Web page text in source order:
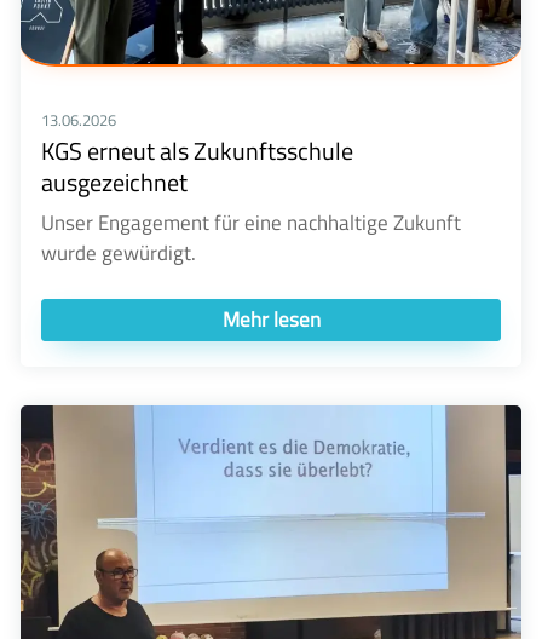
13.06.2026
KGS erneut als Zukunftsschule
ausgezeichnet
Unser Engagement für eine nachhaltige Zukunft
wurde gewürdigt.
Mehr lesen